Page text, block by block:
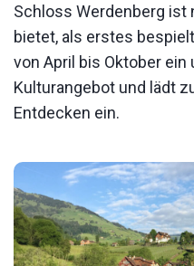
Schloss Werdenberg ist
bietet, als erstes
von April bis Oktober
Kulturangebot und lädt
Entdecken ein.